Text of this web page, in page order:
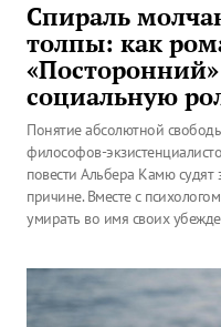
Спираль
толпы: как
социальную
Понятие абсолютной
философов-
повести Альбера Камю судят
причине. Вместе с
умирать во имя своих